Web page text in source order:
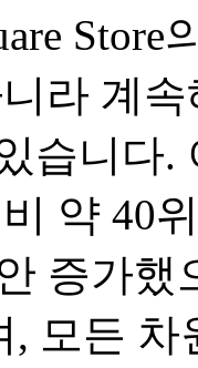
라 계
습니다.
약 40
증가했
, 모든